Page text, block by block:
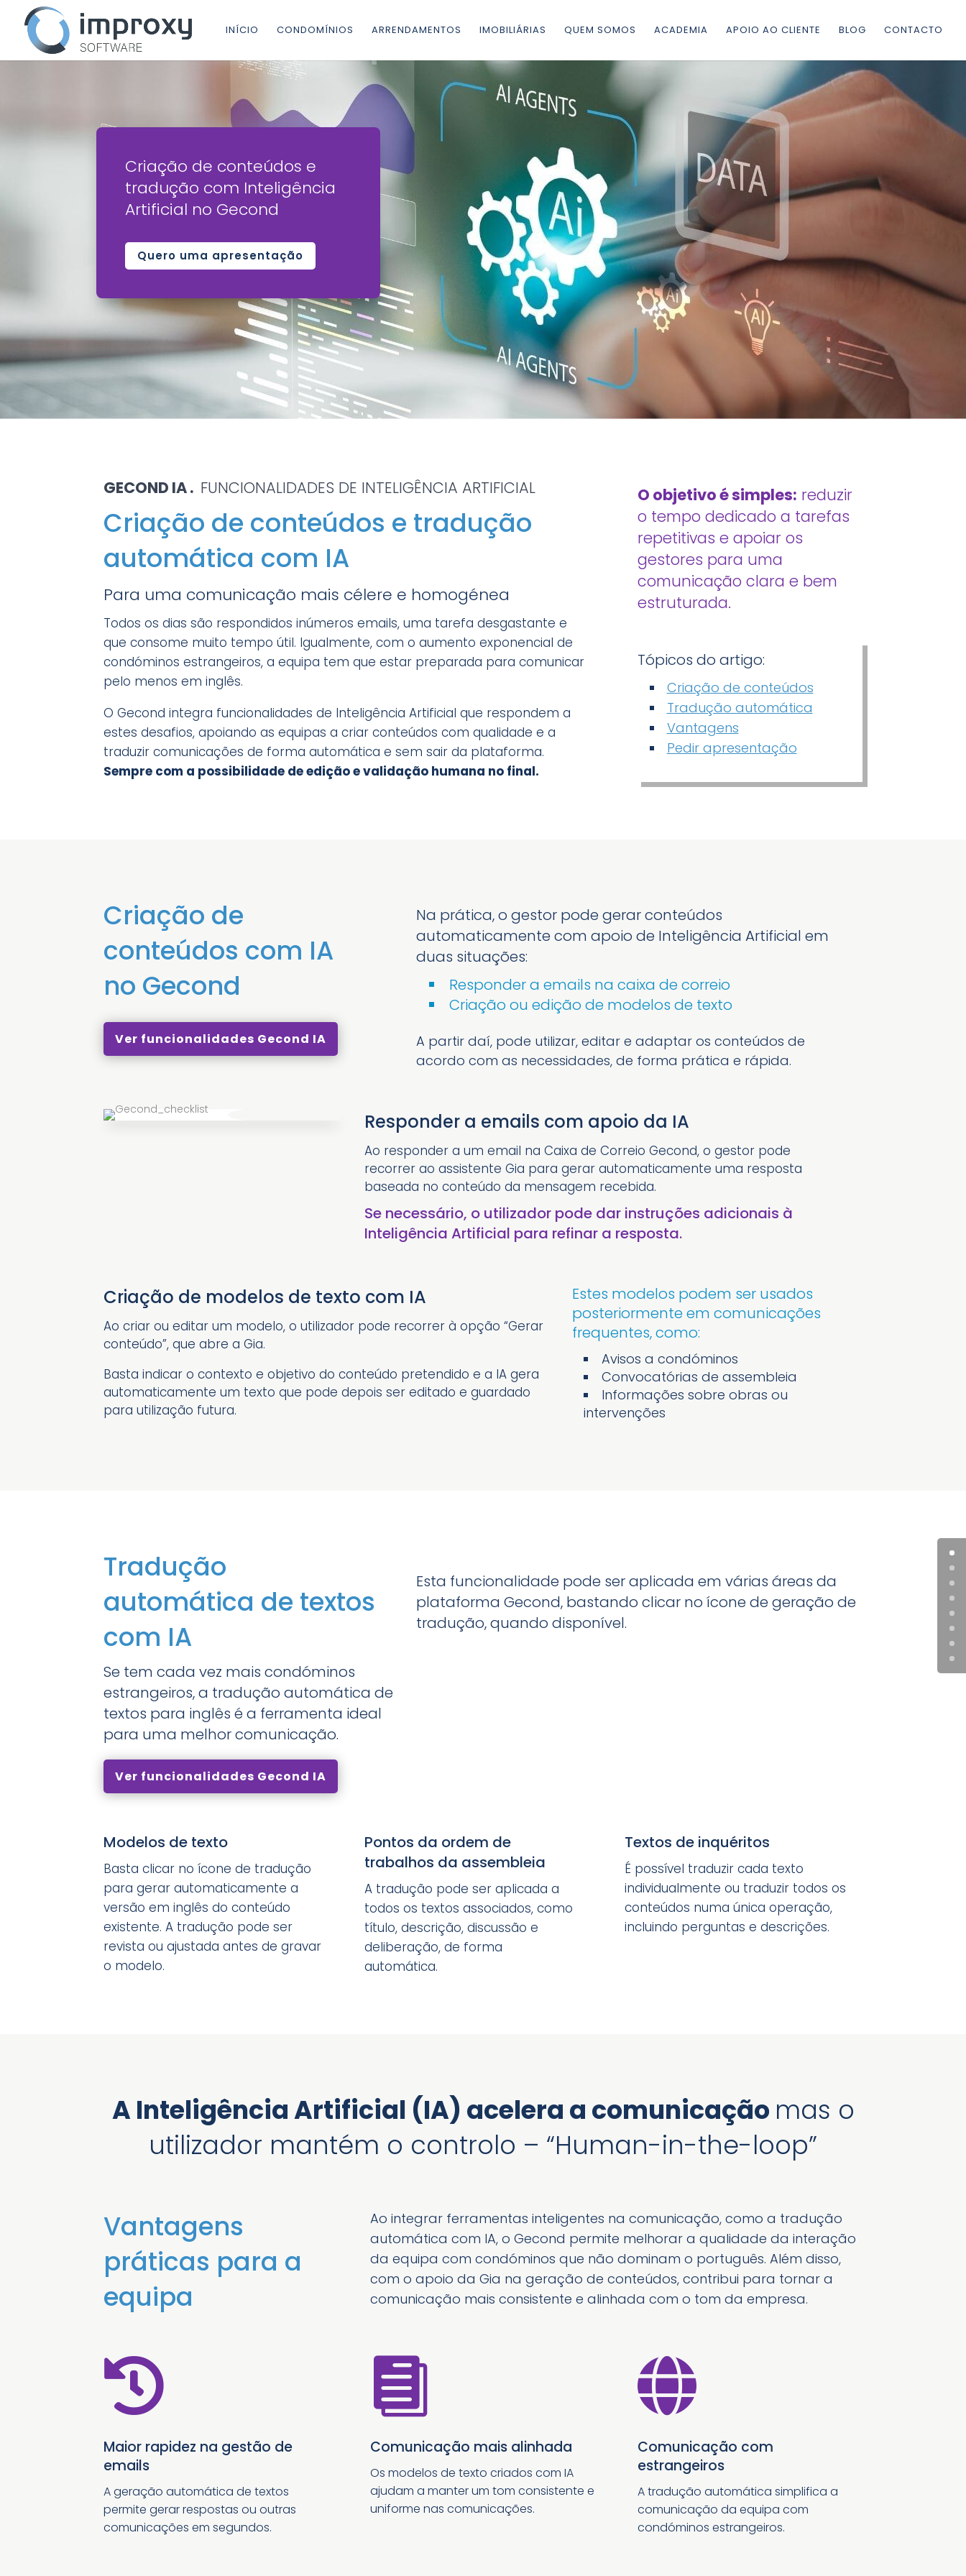
INÍCIO CONDOMÍNIOS ARRENDAMENTOS IMOBILIÁRIAS QUEM SOMOS ACADEMIA APOIO AO CLIENTE BLOG CONTACTO
Criação de conteúdos e
tradução com Inteligência
Artificial no Gecond
Quero uma apresentação
GECOND IA . FUNCIONALIDADES DE INTELIGÊNCIA ARTIFICIAL
Criação de conteúdos e tradução
automática com IA
Para uma comunicação mais célere e homogénea
Todos os dias são respondidos inúmeros emails, uma tarefa desgastante e
que consome muito tempo útil. Igualmente, com o aumento exponencial de
condóminos estrangeiros, a equipa tem que estar preparada para comunicar
pelo menos em inglês.
O Gecond integra funcionalidades de Inteligência Artificial que respondem a
estes desafios, apoiando as equipas a criar conteúdos com qualidade e a
traduzir comunicações de forma automática e sem sair da plataforma.
Sempre com a possibilidade de edição e validação humana no final.
O objetivo é simples: reduzir
o tempo dedicado a tarefas
repetitivas e apoiar os
gestores para uma
comunicação clara e bem
estruturada.
Tópicos do artigo:
Criação de conteúdos
Tradução automática
Vantagens
Pedir apresentação
Criação de
conteúdos com IA
no Gecond
Ver funcionalidades Gecond IA
Na prática, o gestor pode gerar conteúdos
automaticamente com apoio de Inteligência Artificial em
duas situações:
Responder a emails na caixa de correio
Criação ou edição de modelos de texto
A partir daí, pode utilizar, editar e adaptar os conteúdos de
acordo com as necessidades, de forma prática e rápida.
Responder a emails com apoio da IA
Ao responder a um email na Caixa de Correio Gecond, o gestor pode
recorrer ao assistente Gia para gerar automaticamente uma resposta
baseada no conteúdo da mensagem recebida.
Se necessário, o utilizador pode dar instruções adicionais à
Inteligência Artificial para refinar a resposta.
Criação de modelos de texto com IA
Ao criar ou editar um modelo, o utilizador pode recorrer à opção “Gerar
conteúdo”, que abre a Gia.
Basta indicar o contexto e objetivo do conteúdo pretendido e a IA gera
automaticamente um texto que pode depois ser editado e guardado
para utilização futura.
Estes modelos podem ser usados
posteriormente em comunicações
frequentes, como:
Avisos a condóminos
Convocatórias de assembleia
Informações sobre obras ou
intervenções
Tradução
automática de textos
com IA
Se tem cada vez mais condóminos
estrangeiros, a tradução automática de
textos para inglês é a ferramenta ideal
para uma melhor comunicação.
Ver funcionalidades Gecond IA
Esta funcionalidade pode ser aplicada em várias áreas da
plataforma Gecond, bastando clicar no ícone de geração de
tradução, quando disponível.
Modelos de texto
Basta clicar no ícone de tradução
para gerar automaticamente a
versão em inglês do conteúdo
existente. A tradução pode ser
revista ou ajustada antes de gravar
o modelo.
Pontos da ordem de
trabalhos da assembleia
A tradução pode ser aplicada a
todos os textos associados, como
título, descrição, discussão e
deliberação, de forma
automática.
Textos de inquéritos
É possível traduzir cada texto
individualmente ou traduzir todos os
conteúdos numa única operação,
incluindo perguntas e descrições.
A Inteligência Artificial (IA) acelera a comunicação mas o
utilizador mantém o controlo – “Human-in-the-loop”
Vantagens
práticas para a
equipa
Ao integrar ferramentas inteligentes na comunicação, como a tradução
automática com IA, o Gecond permite melhorar a qualidade da interação
da equipa com condóminos que não dominam o português. Além disso,
com o apoio da Gia na geração de conteúdos, contribui para tornar a
comunicação mais consistente e alinhada com o tom da empresa.

Maior rapidez na gestão de
emails
A geração automática de textos
permite gerar respostas ou outras
comunicações em segundos.

Comunicação mais alinhada
Os modelos de texto criados com IA
ajudam a manter um tom consistente e
uniforme nas comunicações.

Comunicação com
estrangeiros
A tradução automática simplifica a
comunicação da equipa com
condóminos estrangeiros.